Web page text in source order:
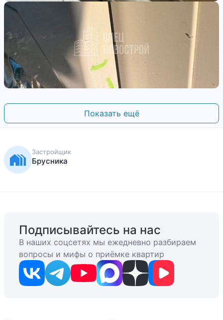
Показать ещё
Застройщик
Брусника
Подписывайтесь на нас
В наших соцсетях мы ежедневно разбираем
вопросы и мифы о приёмке квартир